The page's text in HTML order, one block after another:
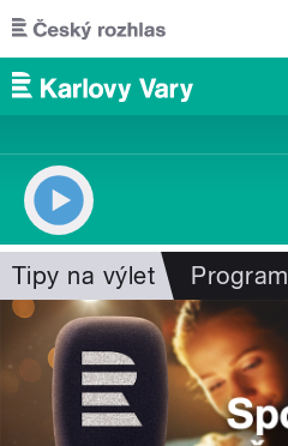
Přejít k hlavnímu obsahu
Tipy na výlet Program